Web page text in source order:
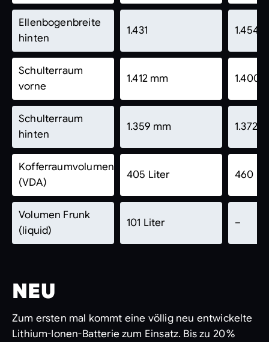
Ellenbogenbreite
hinten
1.431 1.454
Schulterraum
vorne
1.412 mm 1.400
Schulterraum
hinten
1.359 mm 1.372
Kofferraumvolumen
(VDA)
405 Liter 460
Volumen Frunk
(liquid)
101 Liter –
NEU
Zum ersten mal kommt eine völlig neu entwickelte
Lithium-Ionen-Batterie zum Einsatz. Bis zu 20 %